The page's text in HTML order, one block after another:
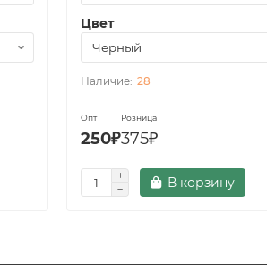
Цвет
28
Опт
250₽
Розница
375₽
В корзину